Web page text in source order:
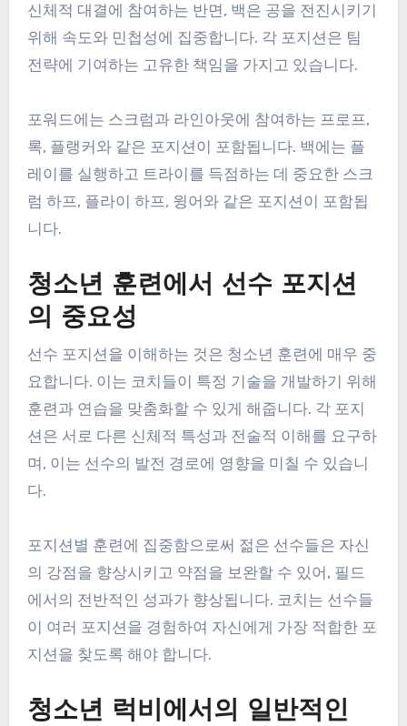
신체적 대결에 참여하는 반면, 백은 공을 전진시키기
위해 속도와 민첩성에 집중합니다. 각 포지션은 팀
전략에 기여하는 고유한 책임을 가지고 있습니다.
포워드에는 스크럼과 라인아웃에 참여하는 프로프,
록, 플랭커와 같은 포지션이 포함됩니다. 백에는 플
레이를 실행하고 트라이를 득점하는 데 중요한 스크
럼 하프, 플라이 하프, 윙어와 같은 포지션이 포함됩
니다.
청소년 훈련에서 선수 포지션
의 중요성
선수 포지션을 이해하는 것은 청소년 훈련에 매우 중
요합니다. 이는 코치들이 특정 기술을 개발하기 위해
훈련과 연습을 맞춤화할 수 있게 해줍니다. 각 포지
션은 서로 다른 신체적 특성과 전술적 이해를 요구하
며, 이는 선수의 발전 경로에 영향을 미칠 수 있습니
다.
포지션별 훈련에 집중함으로써 젊은 선수들은 자신
의 강점을 향상시키고 약점을 보완할 수 있어, 필드
에서의 전반적인 성과가 향상됩니다. 코치는 선수들
이 여러 포지션을 경험하여 자신에게 가장 적합한 포
지션을 찾도록 해야 합니다.
청소년 럭비에서의 일반적인